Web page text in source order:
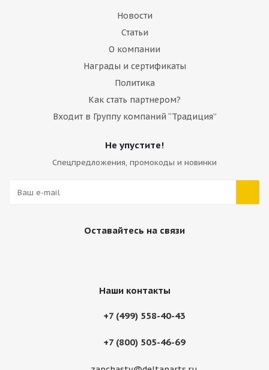
Новости
Статьи
О компании
Награды и сертификаты
Политика
Как стать партнером?
Входит в Группу компаний “Традиция”
Не упустите!
Спецпредложения, промокоды и новинки
Оставайтесь на связи
Наши контакты
+7 (499) 558-40-43
+7 (800) 505-46-69